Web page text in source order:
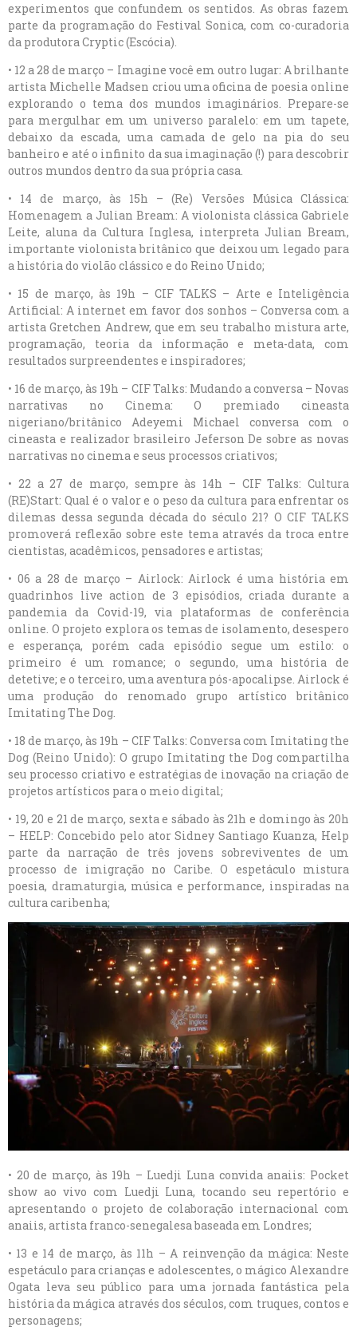
experimentos que confundem os sentidos. As obras fazem
parte da programação do Festival Sonica, com co-curadoria
da produtora Cryptic (Escócia).
• 12 a 28 de março – Imagine você em outro lugar: A brilhante
artista Michelle Madsen criou uma oficina de poesia online
explorando o tema dos mundos imaginários. Prepare-se
para mergulhar em um universo paralelo: em um tapete,
debaixo da escada, uma camada de gelo na pia do seu
banheiro e até o infinito da sua imaginação (!) para descobrir
outros mundos dentro da sua própria casa.
• 14 de março, às 15h – (Re) Versões Música Clássica:
Homenagem a Julian Bream: A violonista clássica Gabriele
Leite, aluna da Cultura Inglesa, interpreta Julian Bream,
importante violonista britânico que deixou um legado para
a história do violão clássico e do Reino Unido;
• 15 de março, às 19h – CIF TALKS – Arte e Inteligência
Artificial: A internet em favor dos sonhos – Conversa com a
artista Gretchen Andrew, que em seu trabalho mistura arte,
programação, teoria da informação e meta-data, com
resultados surpreendentes e inspiradores;
• 16 de março, às 19h – CIF Talks: Mudando a conversa – Novas
narrativas no Cinema: O premiado cineasta
nigeriano/britânico Adeyemi Michael conversa com o
cineasta e realizador brasileiro Jeferson De sobre as novas
narrativas no cinema e seus processos criativos;
• 22 a 27 de março, sempre às 14h – CIF Talks: Cultura
(RE)Start: Qual é o valor e o peso da cultura para enfrentar os
dilemas dessa segunda década do século 21? O CIF TALKS
promoverá reflexão sobre este tema através da troca entre
cientistas, acadêmicos, pensadores e artistas;
• 06 a 28 de março – Airlock: Airlock é uma história em
quadrinhos live action de 3 episódios, criada durante a
pandemia da Covid-19, via plataformas de conferência
online. O projeto explora os temas de isolamento, desespero
e esperança, porém cada episódio segue um estilo: o
primeiro é um romance; o segundo, uma história de
detetive; e o terceiro, uma aventura pós-apocalipse. Airlock é
uma produção do renomado grupo artístico britânico
Imitating The Dog.
• 18 de março, às 19h – CIF Talks: Conversa com Imitating the
Dog (Reino Unido): O grupo Imitating the Dog compartilha
seu processo criativo e estratégias de inovação na criação de
projetos artísticos para o meio digital;
• 19, 20 e 21 de março, sexta e sábado às 21h e domingo às 20h
– HELP: Concebido pelo ator Sidney Santiago Kuanza, Help
parte da narração de três jovens sobreviventes de um
processo de imigração no Caribe. O espetáculo mistura
poesia, dramaturgia, música e performance, inspiradas na
cultura caribenha;
• 20 de março, às 19h – Luedji Luna convida anaiis: Pocket
show ao vivo com Luedji Luna, tocando seu repertório e
apresentando o projeto de colaboração internacional com
anaiis, artista franco-senegalesa baseada em Londres;
• 13 e 14 de março, às 11h – A reinvenção da mágica: Neste
espetáculo para crianças e adolescentes, o mágico Alexandre
Ogata leva seu público para uma jornada fantástica pela
história da mágica através dos séculos, com truques, contos e
personagens;